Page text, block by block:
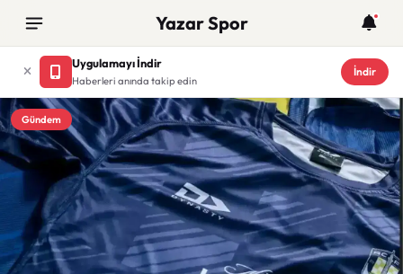
Yazar Spor
Uygulamayı İndir
Haberleri anında takip edin
İndir
Gündem